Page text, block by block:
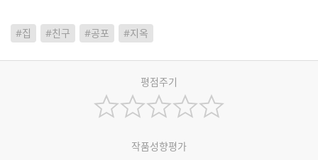
#집 #친구 #공포 #지옥
평점주기
작품성향평가